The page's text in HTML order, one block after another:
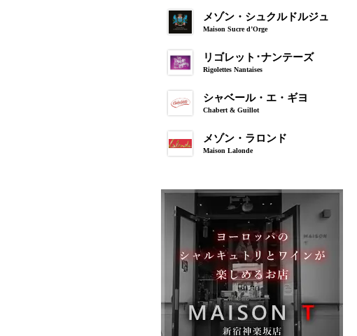
メゾン・シュクルドルジュ
Maison Sucre d’Orge
リゴレット･ナンテーズ
Rigolettes Nantaises
シャベール・エ・ギヨ
Chabert & Guillot
メゾン・ラロンド
Maison Lalonde